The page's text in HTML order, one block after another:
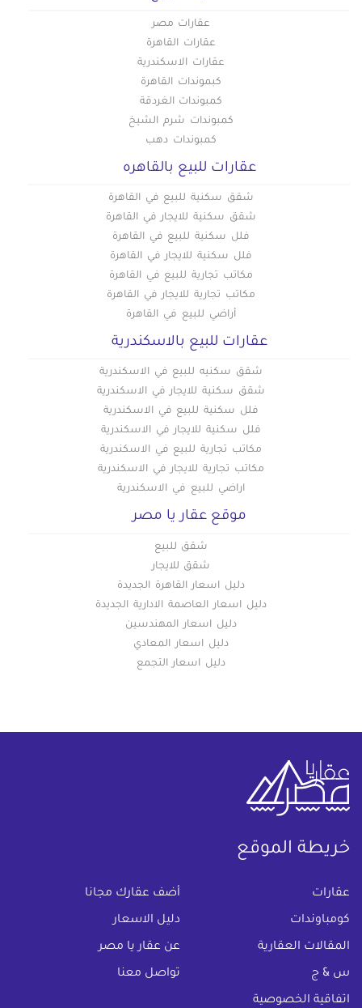
عقارات مصر
عقارات القاهرة
عقارات الاسكندرية
كبموندات القاهرة
كمبوندات الغردقة
كمبوندات شرم الشيخ
كمبوندات دهب
عقارات للبيع بالقاهره
شقق سكنية للبيع في القاهرة
شقق سكنية للايجار في القاهرة
فلل سكنية للبيع في القاهرة
فلل سكنية للايجار في القاهرة
مكاتب تجارية للبيع في القاهرة
مكاتب تجارية للايجار في القاهرة
أراضي للبيع في القاهرة
عقارات للبيع بالاسكندرية
شقق سكنيه للبيع في الاسكندرية
شقق سكنية للايجار في الاسكندرية
فلل سكنية للبيع في الاسكندرية
فلل سكنية للايجار في الاسكندرية
مكاتب تجارية للبيع في الاسكندرية
مكاتب تجارية للايجار في الاسكندرية
اراضي للبيع في الاسكندرية
موقع عقار يا مصر
شقق للبيع
شقق للايجار
دليل اسعار القاهرة الجديدة
دليل اسعار العاصمة الادارية الجديدة
دليل اسعار المهندسين
دليل اسعار المعادي
دليل اسعار التجمع
خريطة الموقع
عقارات أضف عقارك مجانا
كومباوندات دليل الاسعار
المقالات العقارية عن عقار يا مصر
س & ج تواصل معنا
اتفاقية الخصوصية